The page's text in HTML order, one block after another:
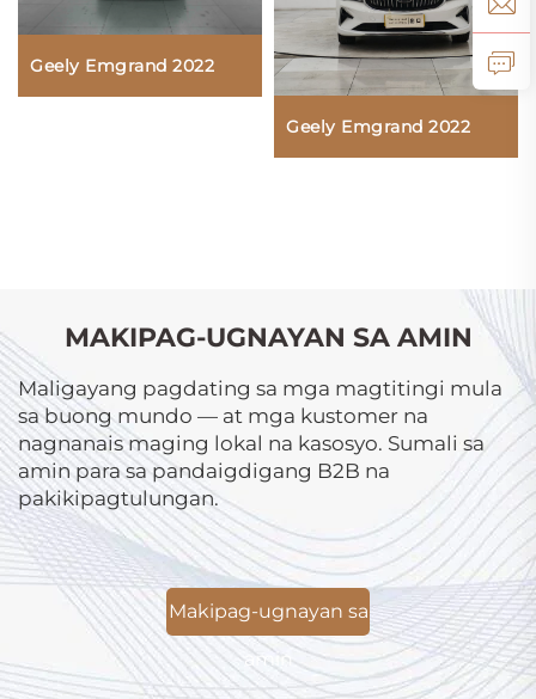
Geely Emgrand 2022
Geely Emgrand 2022
MAKIPAG-UGNAYAN SA AMIN
Maligayang pagdating sa mga magtitingi mula
sa buong mundo — at mga kustomer na
nagnanais maging lokal na kasosyo. Sumali sa
amin para sa pandaigdigang B2B na
pakikipagtulungan.
Makipag-ugnayan sa
amin